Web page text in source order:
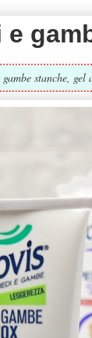
stanche,